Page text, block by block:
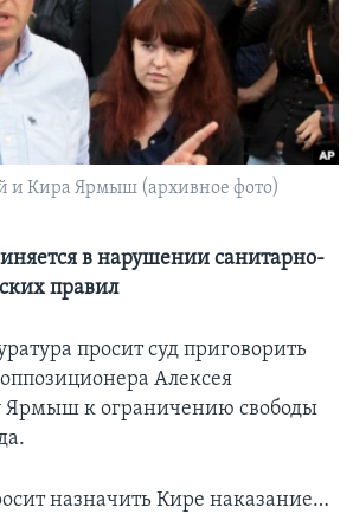
и Кира Ярмыш (архивное фото)
в нарушении санитарно-
правил
просит суд приговорить
Алексея
Ярмыш к ограничению свободы
назначить Кире наказание…